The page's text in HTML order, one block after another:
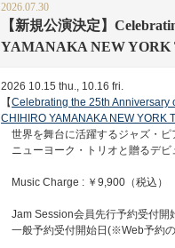
2026.07.30
【新規公演決定】
YAMANAKA NEW YORK
2026 10.15 thu., 10.16 fri.
【Celebrating the 25th Anniversary
CHIHIRO YAMANAKA NEW YORK
世界を舞台に活躍するジャズ・ピ
ニューヨーク・トリオと贈るデビ
Music Charge : ￥9,900（税込）
Jam Session会員先行予約受付開
一般予約受付開始日(※Web予約